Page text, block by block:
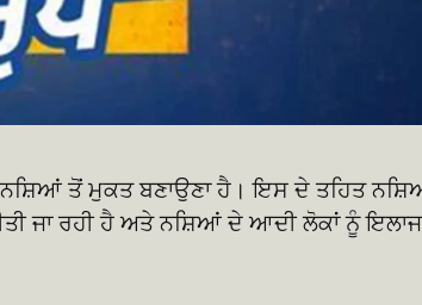
ਤੋਂ ਮੁਕਤ ਬਣਾਉਣਾ ਹੈ। ਇਸ ਦੇ ਤਹਿਤ
ਜਾ ਰਹੀ ਹੈ ਅਤੇ ਨਸ਼ਿਆਂ ਦੇ ਆਦੀ ਲੋਕਾਂ ਨੂੰ ਇਲਾਜ